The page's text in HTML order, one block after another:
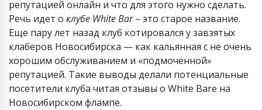
репутацией онлайн и что для этого нужно сделать.
Речь идет о клубе White Bar– это старое название.
Еще пару лет назад клуб котировался у завзятых
клаберов Новосибирска — как кальянная с не очень
хорошим обслуживанием и «подмоченной»
репутацией. Такие выводы делали потенциальные
посетители клуба читая отзывы о White Bare на
Новосибирском флампе.